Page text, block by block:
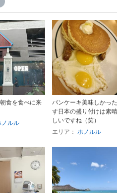
食を食べに来
ノルル
パンケーキ美味しかっ
す日本の盛り付けは素
しいですね（笑）
エリア： ホノルル